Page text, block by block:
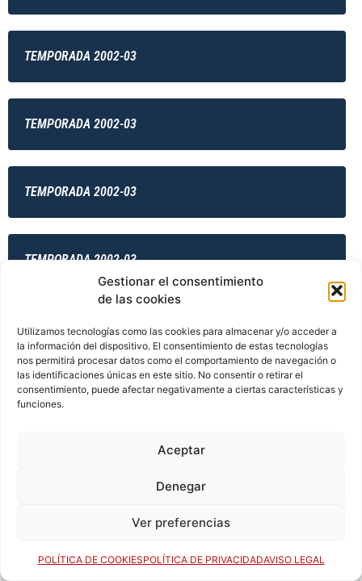
Gestionar el consentimiento
de las cookies
Utilizamos tecnologías como las cookies para almacenar y/o acceder a
la información del dispositivo. El consentimiento de estas tecnologías
nos permitirá procesar datos como el comportamiento de navegación o
las identificaciones únicas en este sitio. No consentir o retirar el
consentimiento, puede afectar negativamente a ciertas características y
funciones.
Aceptar
Denegar
Ver preferencias
POLÍTICA DE COOKIESPOLÍTICA DE PRIVACIDADAVISO LEGAL
TEMPORADA 2002-03
TEMPORADA 2002-03
TEMPORADA 2002-03
TEMPORADA 2002-03
TEMPORADA 2003-04
TEMPORADA 2003-04
TEMPORADA 2003-04